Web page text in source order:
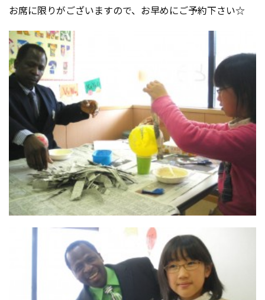
お席に限りがございますので、お早めにご予約下さい☆